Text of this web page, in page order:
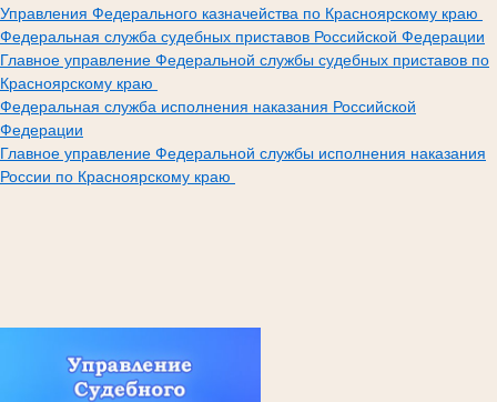
Управления Федерального казначейства по Красноярскому краю
Федеральная служба судебных приставов Российской Федерации
Главное управление Федеральной службы судебных приставов по
Красноярскому краю
Федеральная служба исполнения наказания Российской
Федерации
Главное управление Федеральной службы исполнения наказания
России по Красноярскому краю